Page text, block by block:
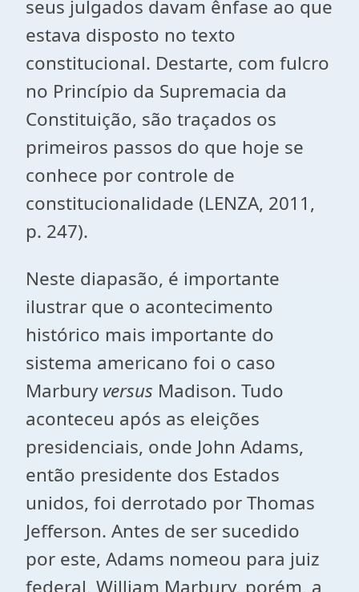
seus julgados davam ênfase ao que
estava disposto no texto
constitucional. Destarte, com fulcro
no Princípio da Supremacia da
Constituição, são traçados os
primeiros passos do que hoje se
conhece por controle de
constitucionalidade (LENZA, 2011,
p. 247).
Neste diapasão, é importante
ilustrar que o acontecimento
histórico mais importante do
sistema americano foi o caso
Marburyversus Madison. Tudo
aconteceu após as eleições
presidenciais, onde John Adams,
então presidente dos Estados
unidos, foi derrotado por Thomas
Jefferson. Antes de ser sucedido
por este, Adams nomeou para juiz
federal, William Marbury, porém, a